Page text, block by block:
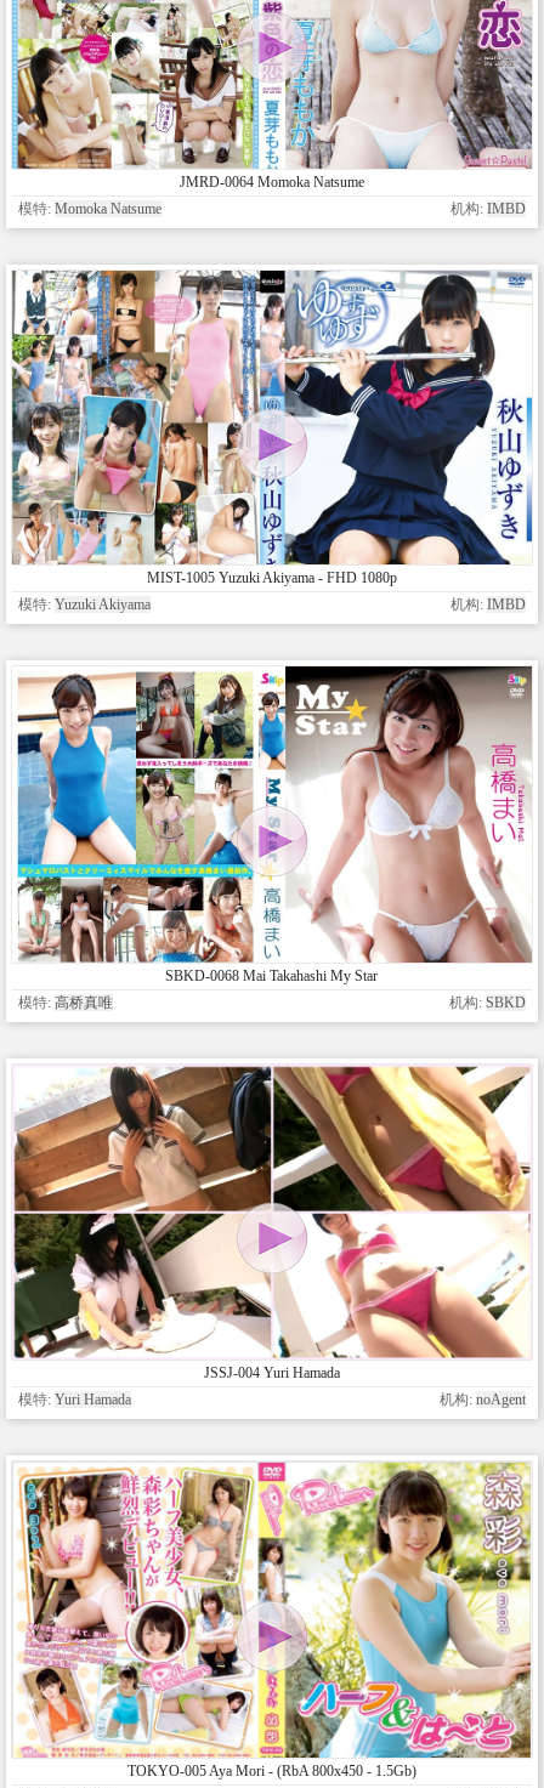
JMRD-0064 Momoka Natsume
模特: Momoka Natsume 机构: IMBD
MIST-1005 Yuzuki Akiyama - FHD 1080p
模特: Yuzuki Akiyama 机构: IMBD
SBKD-0068 Mai Takahashi My Star
模特: 高桥真唯 机构: SBKD
JSSJ-004 Yuri Hamada
模特: Yuri Hamada 机构: noAgent
TOKYO-005 Aya Mori - (RbA 800x450 - 1.5Gb)